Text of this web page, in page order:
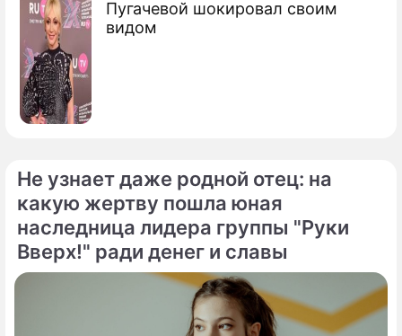
Пугачевой шокировал своим
видом
Не узнает даже родной отец: на
какую жертву пошла юная
наследница лидера группы "Руки
Вверх!" ради денег и славы